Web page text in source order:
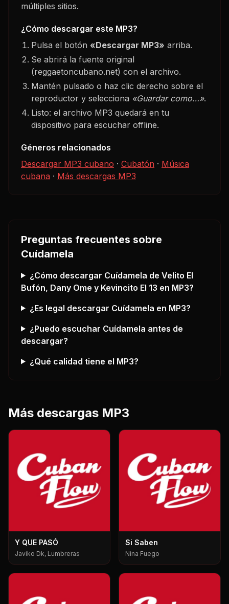
múltiples sitios.
¿Cómo descargar este MP3?
Pulsa el botón «Descargar MP3» arriba.
Se abrirá la fuente original
(reggaetoncubano.net) con el archivo.
Mantén pulsado o haz clic derecho sobre el
reproductor y selecciona «Guardar como…».
Listo: el archivo MP3 quedará en tu
dispositivo para escuchar offline.
Géneros relacionados
Descargar MP3 cubano · Cubatón · Música
cubana · Más descargas MP3
Preguntas frecuentes sobre
Cuídamela
¿Cómo descargar Cuídamela de Velito El
Bufón, Dany Ome y Kevincito El 13 en MP3?
¿Es legal descargar Cuídamela en MP3?
¿Puedo escuchar Cuídamela antes de
descargar?
¿Qué calidad tiene el MP3?
Más descargas MP3
Y QUE PASÓ
Javiko Dk, Lumbreras
Si Saben
Nina Fuego